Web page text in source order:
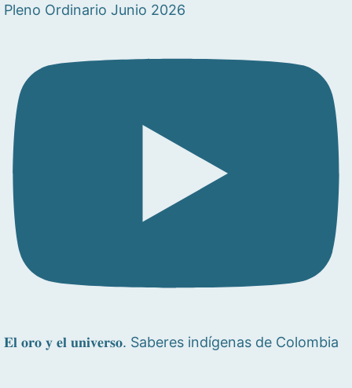
Pleno Ordinario Junio 2026
𝐄𝐥 𝐨𝐫𝐨 𝐲 𝐞𝐥 𝐮𝐧𝐢𝐯𝐞𝐫𝐬𝐨. Saberes indígenas de Colombia